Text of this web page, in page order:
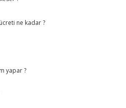
ne kadar ?
yapar ?